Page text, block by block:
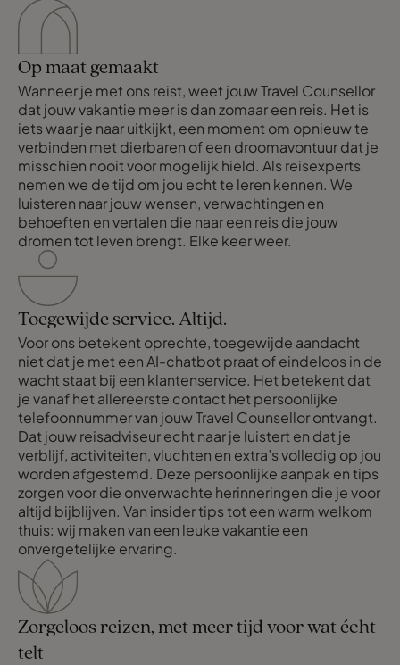
Op maat gemaakt
Wanneer je met ons reist, weet jouw Travel Counsellor
dat jouw vakantie meer is dan zomaar een reis. Het is
iets waar je naar uitkijkt, een moment om opnieuw te
verbinden met dierbaren of een droomavontuur dat je
misschien nooit voor mogelijk hield. Als reisexperts
nemen we de tijd om jou echt te leren kennen. We
luisteren naar jouw wensen, verwachtingen en
behoeften en vertalen die naar een reis die jouw
dromen tot leven brengt. Elke keer weer.
Toegewijde service. Altijd.
Voor ons betekent oprechte, toegewijde aandacht
niet dat je met een AI-chatbot praat of eindeloos in de
wacht staat bij een klantenservice. Het betekent dat
je vanaf het allereerste contact het persoonlijke
telefoonnummer van jouw Travel Counsellor ontvangt.
Dat jouw reisadviseur echt naar je luistert en dat je
verblijf, activiteiten, vluchten en extra’s volledig op jou
worden afgestemd. Deze persoonlijke aanpak en tips
zorgen voor die onverwachte herinneringen die je voor
altijd bijblijven. Van insider tips tot een warm welkom
thuis: wij maken van een leuke vakantie een
onvergetelijke ervaring.
Zorgeloos reizen, met meer tijd voor wat écht
telt